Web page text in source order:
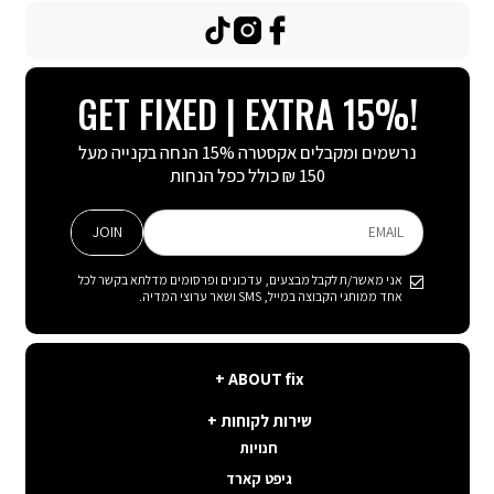
fix
ABOUT fix
קצת עלינו
תנאי שימוש באתר
קשרי משקיעים
לקוחות
שירות לקוחות
פה בשבילך
איפה ההזמנה שלי
חנויות
גיפט קארד
GET FIXED | EXTRA 15%!
נרשמים ומקבלים אקסטרה 15% הנחה בקנייה מעל
150 ₪ כולל כפל הנחות
EMAIL
אני מאשר/ת לקבל מבצעים, עדכונים ופרסומים מדלתא בקשר לכל
אחד ממותגי הקבוצה במייל, SMS ושאר ערוצי המדיה.
JOIN